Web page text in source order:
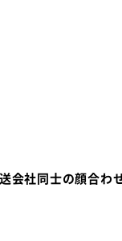
社同士の顔合わ